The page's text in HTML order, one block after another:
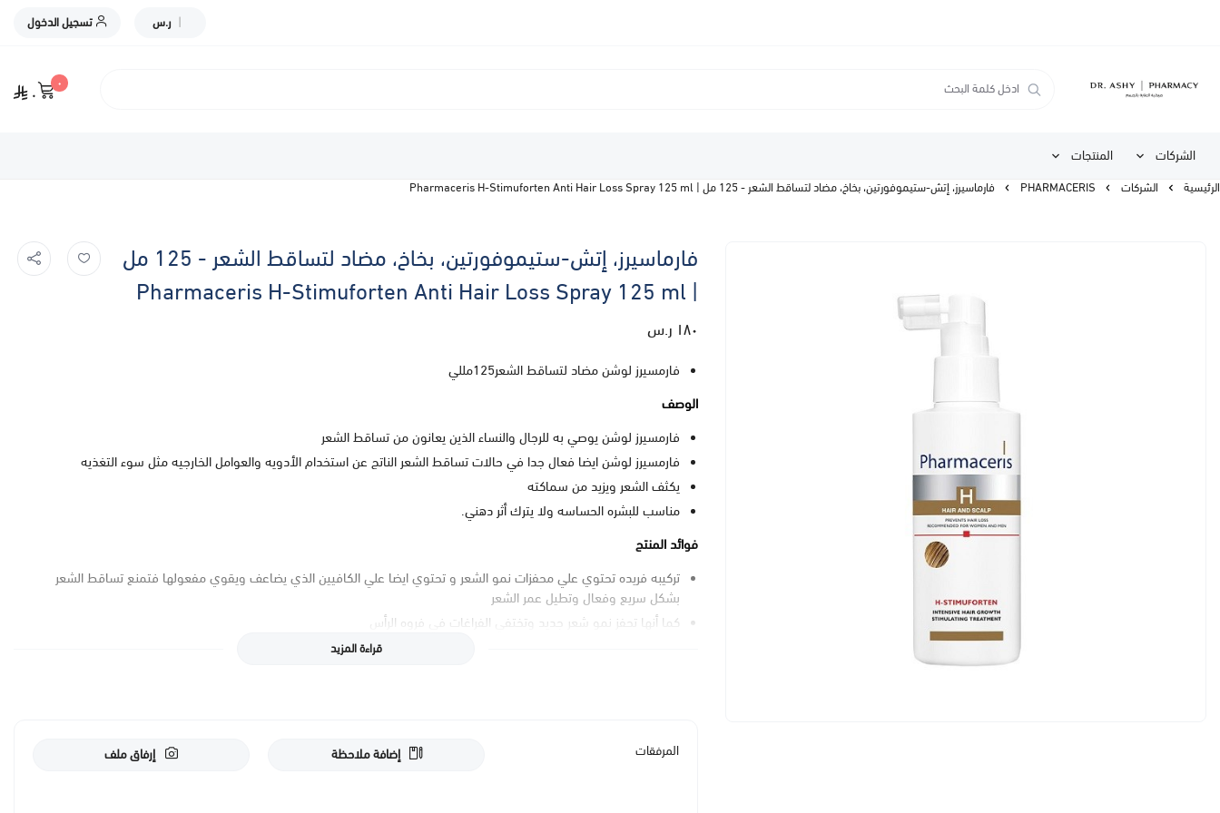
| ر.س تسجيل الدخول
٠
٠
الشركات المنتجات
الرئيسية الشركات PHARMACERIS فارماسيرز، إتش-ستيموفورتين، بخاخ، مضاد لتساقط الشعر - 125 مل | Pharmaceris H-Stimuforten Anti Hair Loss Spray 125 ml
فارماسيرز، إتش-ستيموفورتين، بخاخ، مضاد لتساقط الشعر - 125 مل
| Pharmaceris H-Stimuforten Anti Hair Loss Spray 125 ml
١٨٠ ر.س
فارمسيرز لوشن مضاد لتساقط الشعر125مللي
الوصف
فارمسيرز لوشن يوصي به للرجال والنساء الذين يعانون من تساقط الشعر
فارمسيرز لوشن ايضا فعال جدا في حالات تساقط الشعر الناتج عن استخدام الأدويه والعوامل الخارجيه مثل سوء التغذيه
يكثف الشعر ويزيد من سماكته
مناسب للبشره الحساسه ولا يترك أثر دهني.
فوائد المنتج
تركيبه فريده تحتوي علي محفزات نمو الشعر و تحتوي ايضا علي الكافيين الذي يضاعف ويقوي مفعولها فتمنع تساقط الشعر
بشكل سريع وفعال وتطيل عمر الشعر
كما أنها تحفز نمو شعر جديد وتختفي الفراغات في فروه الرأس
قراءة المزيد
المرفقات إضافة ملاحظة إرفاق ملف